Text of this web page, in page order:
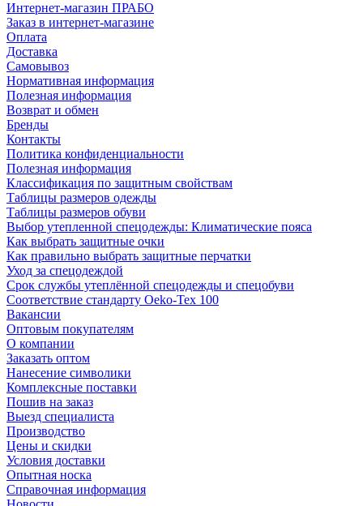
Интернет-магазин ПРАБО
Заказ в интернет-магазине
Оплата
Доставка
Самовывоз
Нормативная информация
Полезная информация
Возврат и обмен
Бренды
Контакты
Политика конфиденциальности
Полезная информация
Классификация по защитным свойствам
Таблицы размеров одежды
Таблицы размеров обуви
Выбор утепленной спецодежды: Климатические пояса
Как выбрать защитные очки
Как правильно выбрать защитные перчатки
Уход за спецодеждой
Срок службы утеплённой спецодежды и спецобуви
Соответствие стандарту Oeko-Tex 100
Вакансии
Оптовым покупателям
О компании
Заказать оптом
Нанесение символики
Комплексные поставки
Пошив на заказ
Выезд специалиста
Производство
Цены и скидки
Условия доставки
Опытная носка
Справочная информация